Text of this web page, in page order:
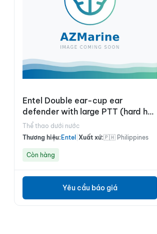
Entel Double ear-cup ear
defender with large PTT (hard hat
use only)
Thể thao dưới nước
Thương hiệu: Entel Xuất xứ:🇵🇭 Philippines
Còn hàng
Yêu cầu báo giá